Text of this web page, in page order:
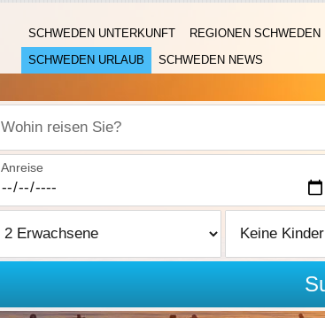
SCHWEDEN UNTERKUNFT REGIONEN SCHWEDEN
SCHWEDEN URLAUB
SCHWEDEN NEWS
Wohin reisen Sie?
Anreise